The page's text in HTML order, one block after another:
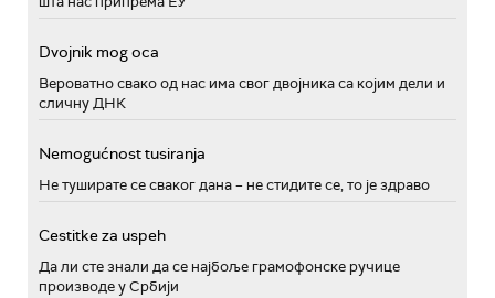
Dvojnik mog oca
Вероватно свако од нас има свог двојника са којим дели и
сличну ДНК
Nemogućnost tusiranja
Не туширате се сваког дана – не стидите се, то је здраво
Cestitke za uspeh
Да ли сте знали да се најбоље грамофонске ручице
производе у Србији